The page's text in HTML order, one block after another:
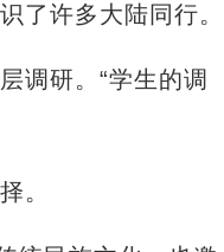
许多大陆同行。
调研。“学生的调
。